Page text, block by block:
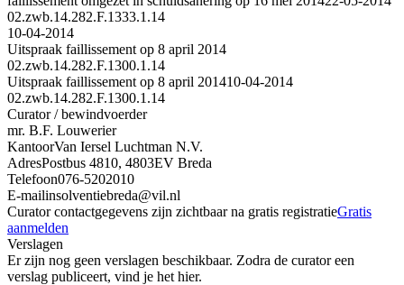
02.zwb.14.282.F.1333.1.14
10-04-2014
Uitspraak faillissement op 8 april 2014
02.zwb.14.282.F.1300.1.14
Uitspraak faillissement op 8 april 201410-04-2014
02.zwb.14.282.F.1300.1.14
Curator / bewindvoerder
mr. B.F. Louwerier
KantoorVan Iersel Luchtman N.V.
AdresPostbus 4810, 4803EV Breda
Telefoon076-5202010
E-mailinsolventiebreda@vil.nl
Curator contactgegevens zijn zichtbaar na gratis registratieGratis
aanmelden
Verslagen
Er zijn nog geen verslagen beschikbaar. Zodra de curator een
verslag publiceert, vind je het hier.